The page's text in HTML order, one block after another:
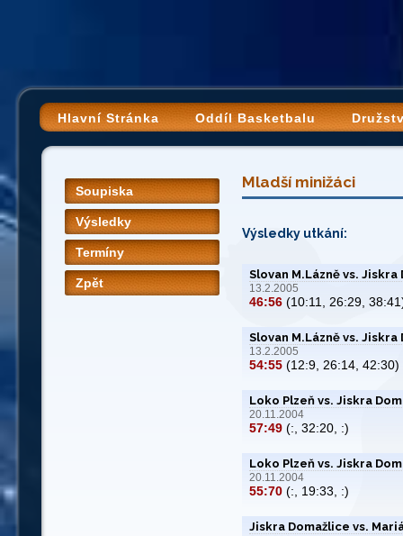
Hlavní Stránka Oddíl Basketbalu
Soupiska
Výsledky
Termíny
Zpět
Mladší minižáci
Výsledky utkání:
Slovan M.Lázně vs. Jiskra
13.2.2005
46:56 (10:11, 26:29,
Slovan M.Lázně vs. Jiskra
13.2.2005
54:55 (12:9, 26:14, 42:30)
Loko Plzeň vs. Jiskra
20.11.2004
57:49 (:, 32:20, :)
Loko Plzeň vs. Jiskra
20.11.2004
55:70 (:, 19:33, :)
Jiskra Domažlice vs.